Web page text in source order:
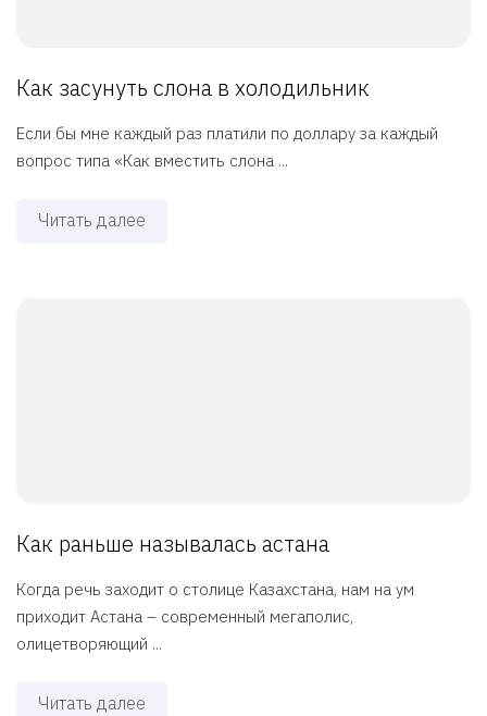
Как засунуть слона в холодильник
Если бы мне каждый раз платили по доллару за каждый
вопрос типа «Как вместить слона ...
Читать далее
Как раньше называлась астана
Когда речь заходит о столице Казахстана, нам на ум
приходит Астана – современный мегаполис,
олицетворяющий ...
Читать далее